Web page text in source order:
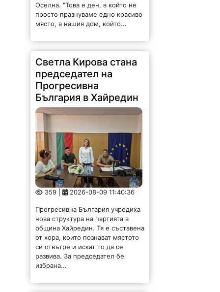
Оселна. "Това е ден, в който не
просто празнуваме едно красиво
място, а нашия дом, който...
Светла Кирова стана
председател на
Прогресивна
България в Хайредин
359 | 2026-08-09 11:40:36
Прогресивна България учредиха
нова структура на партията в
община Хайредин. Тя е съставена
от хора, които познават мястото
си отвътре и искат то да се
развива. За председател бе
избрана...